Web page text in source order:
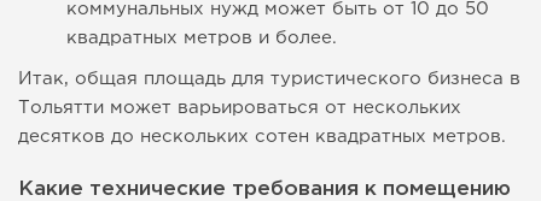
коммунальных нужд может быть от 10 до 50
квадратных метров и более.
Итак, общая площадь для туристического бизнеса в
Тольятти может варьироваться от нескольких
десятков до нескольких сотен квадратных метров.
Какие технические требования к помещению